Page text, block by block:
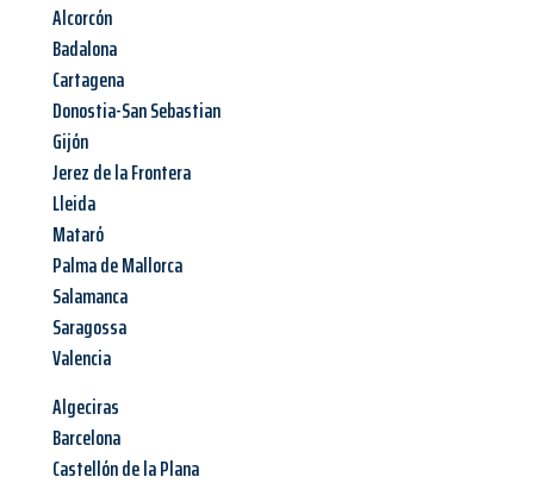
Alcorcón
Badalona
Cartagena
Donostia-San Sebastian
Gijón
Jerez de la Frontera
Lleida
Mataró
Palma de Mallorca
Salamanca
Saragossa
Valencia
Algeciras
Barcelona
Castellón de la Plana